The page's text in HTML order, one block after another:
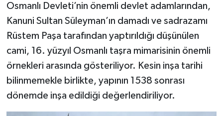
Osmanlı Devleti’nin önemli devlet adamlarından,
Kanuni Sultan Süleyman’ın damadı ve sadrazamı
Rüstem Paşa tarafından yaptırıldığı düşünülen
cami, 16. yüzyıl Osmanlı taşra mimarisinin önemli
örnekleri arasında gösteriliyor. Kesin inşa tarihi
bilinmemekle birlikte, yapının 1538 sonrası
dönemde inşa edildiği değerlendiriliyor.
Karadeniz Haberleri
Ulusal Haberler
Teknoloji Haberleri
Siyaset Haberleri